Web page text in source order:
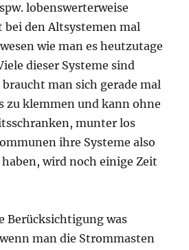
lobenswerterweise
den Altsystemen mal
wie man es heutzutage
dieser Systeme sind
man sich gerade mal
zu klemmen und kann ohne
munter los
ihre Systeme also
wird noch einige Zeit
Berücksichtigung was
man die Strommasten